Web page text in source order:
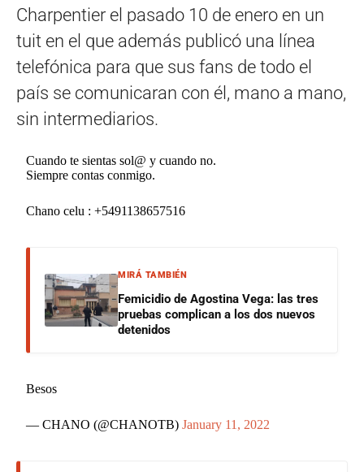
Charpentier el pasado 10 de enero en un
tuit en el que además publicó una línea
telefónica para que sus fans de todo el
país se comunicaran con él, mano a mano,
sin intermediarios.
Cuando te sientas sol@ y cuando no.
Siempre contas conmigo.
Chano celu : +5491138657516
MIRÁ TAMBIÉN
Femicidio de Agostina Vega: las tres
pruebas complican a los dos nuevos
detenidos
Besos
— CHANO (@CHANOTB)January 11, 2022